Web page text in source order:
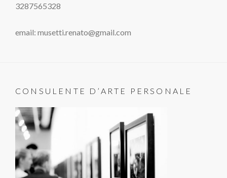
3287565328
email: musetti.renato@gmail.com
CONSULENTE D’ARTE PERSONALE